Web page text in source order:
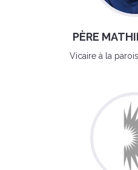
PÈRE
Vicaire à la